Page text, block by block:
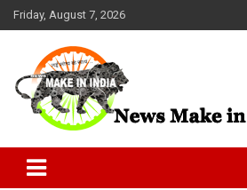
Skip
to
Friday, August 7, 2026
News Make In india